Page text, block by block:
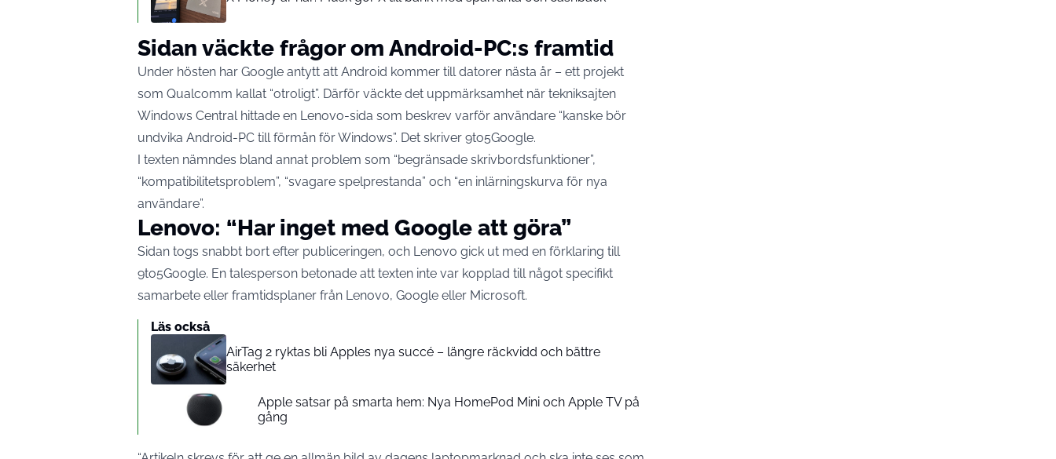
Sidan väckte frågor om Android-PC:s framtid
Under hösten har Google antytt att Android kommer till datorer nästa år – ett projekt
som Qualcomm kallat “otroligt”. Därför väckte det uppmärksamhet när teknik­sajten
Windows Central hittade en Lenovo-sida som beskrev varför användare “kanske bör
undvika Android-PC till förmån för Windows”. Det skriver 9to5Google.
I texten nämndes bland annat problem som “begränsade skrivbordsfunktioner”,
“kompatibilitetsproblem”, “svagare spelprestanda” och “en inlärningskurva för nya
användare”.
Lenovo: “Har inget med Google att göra”
Sidan togs snabbt bort efter publiceringen, och Lenovo gick ut med en förklaring till
9to5Google. En talesperson betonade att texten inte var kopplad till något specifikt
samarbete eller framtidsplaner från Lenovo, Google eller Microsoft.
Läs också
AirTag 2 ryktas bli Apples nya succé – längre räckvidd och bättre
säkerhet
Apple satsar på smarta hem: Nya HomePod Mini och Apple TV på
gång